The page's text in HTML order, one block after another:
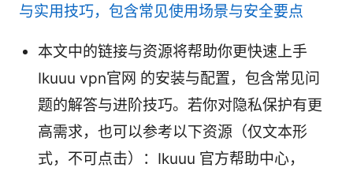
与实用技巧，包含常见使用场景与安全要点
本文中的链接与资源将帮助你更快速上手
Ikuuu vpn官网 的安装与配置，包含常见问
题的解答与进阶技巧。若你对隐私保护有更
高需求，也可以参考以下资源（仅文本形
式，不可点击）：Ikuuu 官方帮助中心，